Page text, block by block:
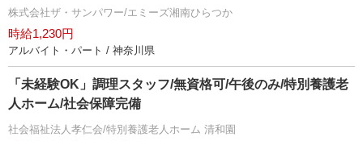
株式会社ザ・サンパワー/エミーズ湘南ひらつか
時給1,230円
アルバイト・パート / 神奈川県
「未経験OK」調理スタッフ/無資格可/午後のみ/特別養護老
人ホーム/社会保障完備
社会福祉法人孝仁会/特別養護老人ホーム 清和園